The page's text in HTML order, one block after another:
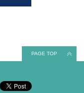
PAGE TOP